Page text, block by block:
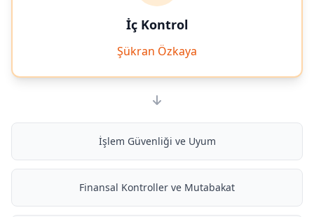
İç Kontrol
Şükran Özkaya
İşlem Güvenliği ve Uyum
Finansal Kontroller ve Mutabakat